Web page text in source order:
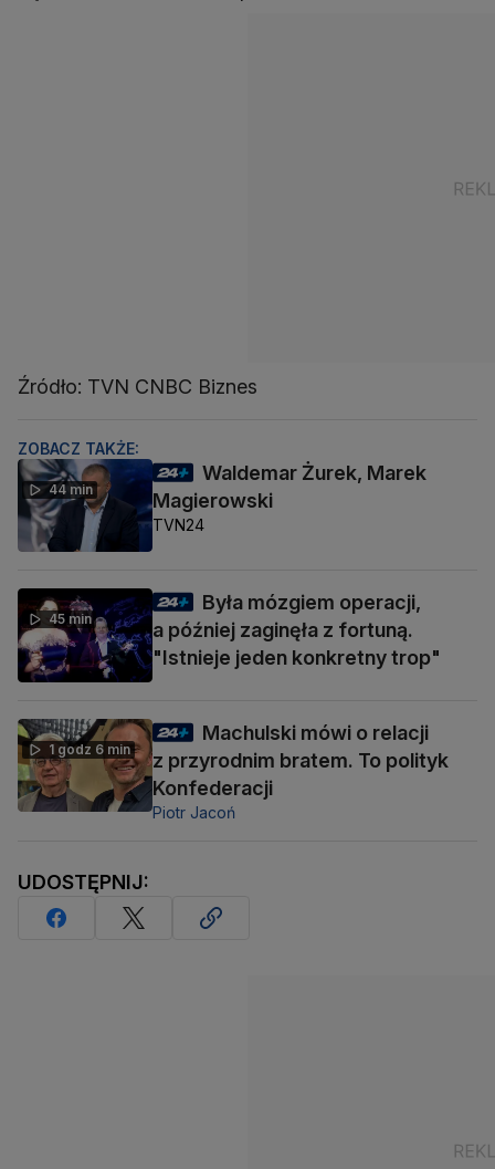
Źródło: TVN CNBC Biznes
ZOBACZ TAKŻE:
44 min
Waldemar Żurek, Marek
Magierowski
TVN24
45 min
Była mózgiem operacji,
a później zaginęła z fortuną.
"Istnieje jeden konkretny trop"
1 godz 6 min
Machulski mówi o relacji
z przyrodnim bratem. To polityk
Konfederacji
Piotr Jacoń
UDOSTĘPNIJ: